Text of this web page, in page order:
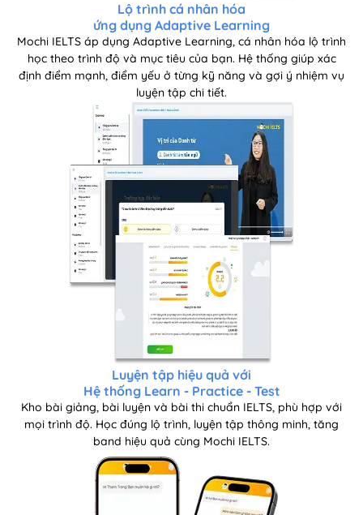
Lộ trình cá nhân hóa
ứng dụng Adaptive Learning
Mochi IELTS áp dụng Adaptive Learning, cá nhân hóa lộ trình
học theo trình độ và mục tiêu của bạn. Hệ thống giúp xác
định điểm mạnh, điểm yếu ở từng kỹ năng và gợi ý nhiệm vụ
luyện tập chi tiết.
Luyện tập hiệu quả với
Hệ thống Learn - Practice - Test
Kho bài giảng, bài luyện và bài thi chuẩn IELTS, phù hợp với
mọi trình độ. Học đúng lộ trình, luyện tập thông minh, tăng
band hiệu quả cùng Mochi IELTS.